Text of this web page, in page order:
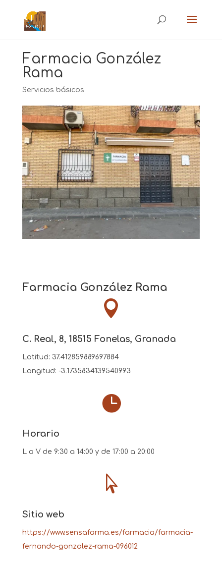
Farmacia González
Rama
Servicios básicos
Farmacia González Rama

C. Real, 8, 18515 Fonelas, Granada
Latitud: 37.412859889697884
Longitud: -3.1735834139540993

Horario
L a V de 9:30 a 14:00 y de 17:00 a 20:00

Sitio web
https://www.sensafarma.es/farmacia/farmacia-
fernando-gonzalez-rama-096012